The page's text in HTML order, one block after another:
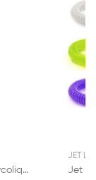
Granions Sérum Acide Glycolique 12% 30ml
JET